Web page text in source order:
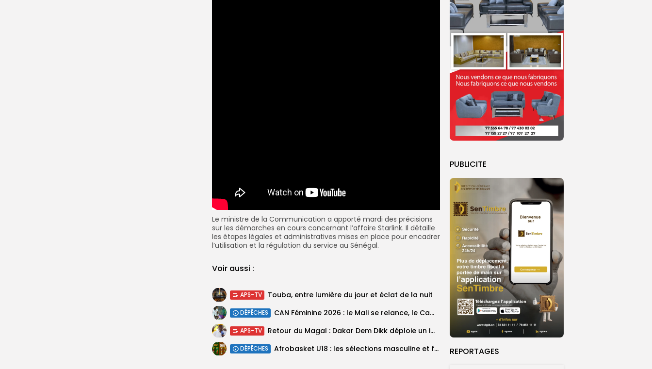
PUBLICITE
REPORTAGES
Le ministre de la Communication a apporté mardi des précisions
sur les démarches en cours concernant l’affaire Starlink. Il détaille
les étapes légales et administratives mises en place pour encadrer
l’utilisation et la régulation du service au Sénégal.
Voir aussi :
APS-TV Touba, entre lumière du jour et éclat de la nuit
DÉPÊCHES ‎CAN Féminine 2026 : le Mali se relance, le Cameroun domine le...
APS-TV Retour du Magal : Dakar Dem Dikk déploie un important dispositif pour...
DÉPÊCHES ‎Afrobasket U18 : les sélections masculine et féminine du Sénégal fixées sur...